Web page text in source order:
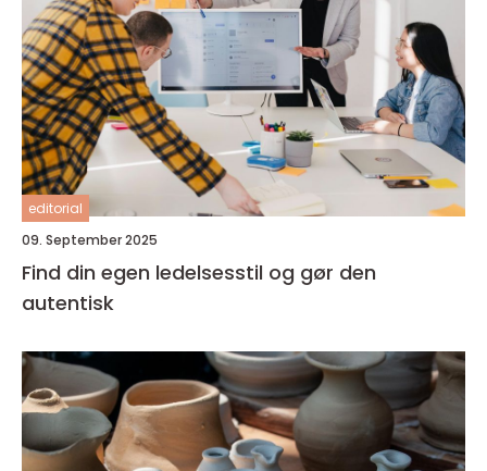
editorial
09. September 2025
Find din egen ledelsesstil og gør den
autentisk